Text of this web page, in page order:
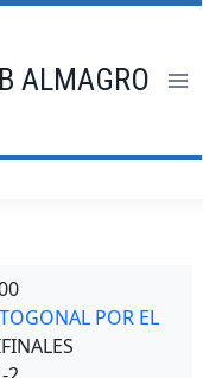
ALMAGRO
POR EL